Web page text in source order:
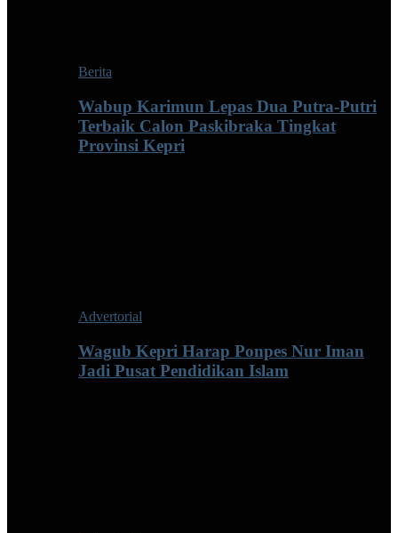
Berita
Wabup Karimun Lepas Dua Putra-Putri
Terbaik Calon Paskibraka Tingkat
Provinsi Kepri
Advertorial
Wagub Kepri Harap Ponpes Nur Iman
Jadi Pusat Pendidikan Islam